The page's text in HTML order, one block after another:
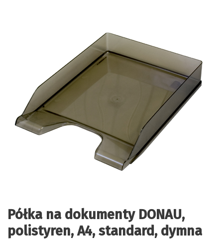
Półka na dokumenty DONAU,
polistyren, A4, standard, dymna